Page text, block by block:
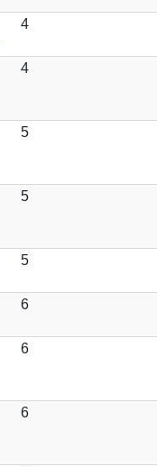
4
4
5
5
5
6
6
6